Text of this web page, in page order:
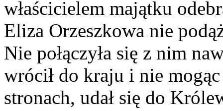
właścicielem majątku
Eliza Orzeszkowa nie
Nie połączyła się z nim
wrócił do kraju i nie
stronach, udał się do